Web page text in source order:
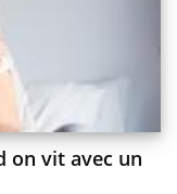
on vit avec un